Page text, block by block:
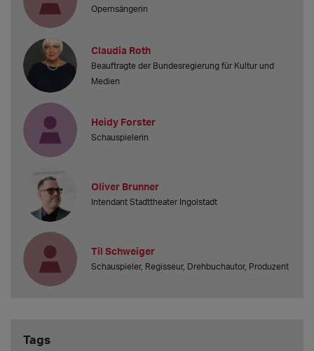
Opernsängerin
Claudia Roth
Beauftragte der Bundesregierung für Kultur und
Medien
Heidy Forster
Schauspielerin
Oliver Brunner
Intendant Stadttheater Ingolstadt
Til Schweiger
Schauspieler, Regisseur, Drehbuchautor, Produzent
Tags